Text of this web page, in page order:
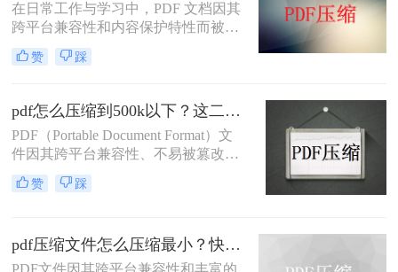
在日常工作与学习中，PDF 文档因其
跨平台兼容性和内容保护特性而被广
泛使用。然而，当 PDF 文件中包含大
量高分辨率图片、内嵌字体或复杂图
不仅占用存储空间，还经常因超过邮
箱附件限制或上传耗时过长而影响办
公效率。那么PDF 文档怎么压缩小一
点呢？本文从压缩效果、操作难度、
处理速度、隐私安全四个维度，对比
五种主流压缩方案，帮助您根据实际
赞 踩
pdf怎么压缩到500k以下？这二种压缩方法你可以轻松学会！
PDF（Portable Document Format）文
件因其跨平台兼容性、不易被篡改的
特性以及保持文档格式一致性的能
力，在日常办公和文件分享中得到了
上传、发送或存储。那么pdf怎么压缩
到500k以下呢？本文将介绍两种将
赞 踩
pdf压缩文件怎么压缩最小？快来试着使用这三种压缩方法！